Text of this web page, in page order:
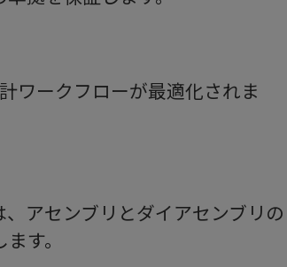
ワークフローが最適化されま
アセンブリとダイアセンブリの
す。